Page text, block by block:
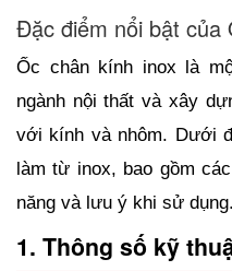
25*50mm
9,500₫
Hết hàng
25*60mm
10,500₫
30*40mm
38*25mm
Đặc điểm nổi bật của
Ốc chân kính inox là
ngành nội thất và xây
với kính và nhôm. Dưới
làm từ inox, bao gồm
năng và lưu ý khi sử dụng.
1. Thông số kỹ